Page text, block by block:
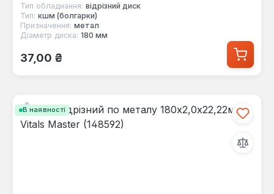
Тип обладнання: відрізний диск
Тип: кшм (болгарки)
Призначення: метал
Діаметр диска: 180 мм
Звичайна ціна:
37,00 ₴
В наявності